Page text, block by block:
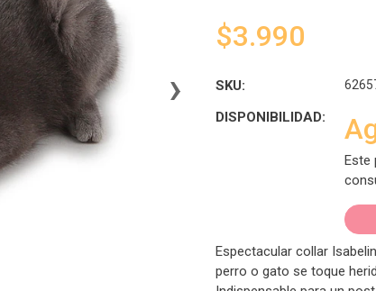
›
$3.990
SKU:
DISPONIBILIDAD:
Este
Espectacular collar
perro o gato se toque